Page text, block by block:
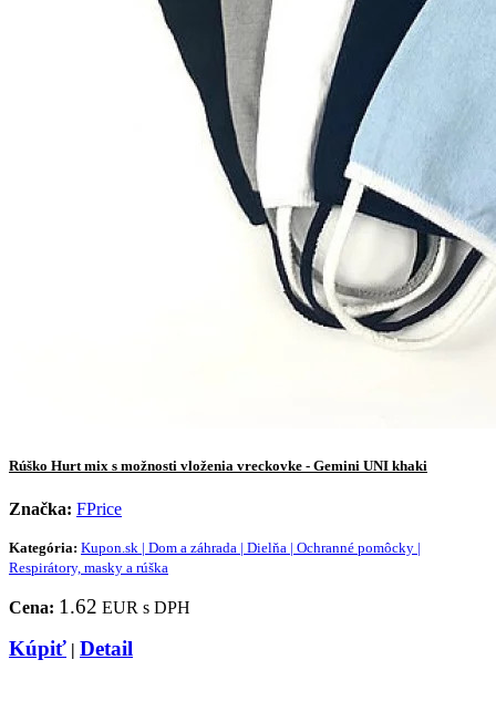
Rúško Hurt mix s možnosti vloženia vreckovke - Gemini UNI khaki
Značka: FPrice
Kategória: Kupon.sk | Dom a záhrada | Dielňa | Ochranné pomôcky |
Respirátory, masky a rúška
Cena: 1.62 EUR s DPH
Kúpiť | Detail